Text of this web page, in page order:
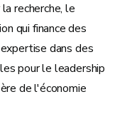
recherche, le
qui finance des
dans des
pour le leadership
de l'économie